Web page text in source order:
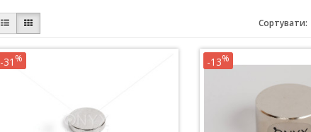
Сортувати:
-31 % -13%